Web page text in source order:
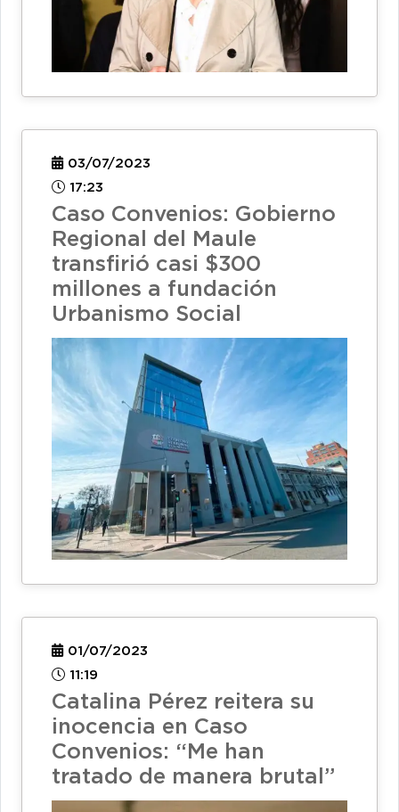
03/07/2023
17:23
Caso Convenios: Gobierno
Regional del Maule
transfirió casi $300
millones a fundación
Urbanismo Social
01/07/2023
11:19
Catalina Pérez reitera su
inocencia en Caso
Convenios: “Me han
tratado de manera brutal”